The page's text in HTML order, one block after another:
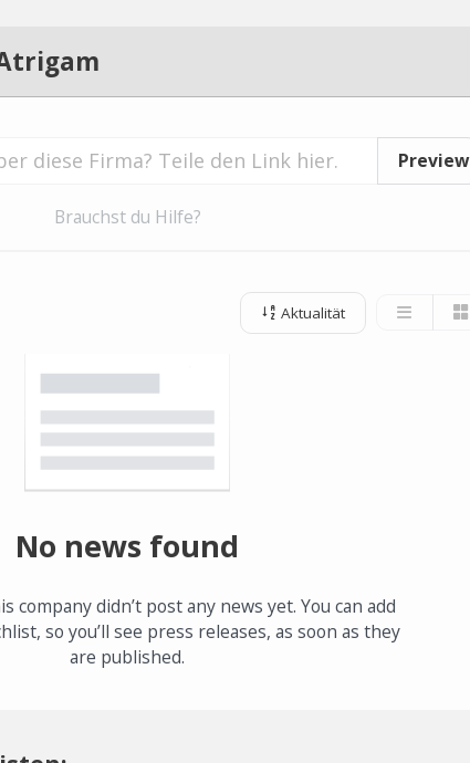
Preview
Brauchst du Hilfe?
Aktualität
No news found
company didn’t post any news yet. You can add
so you’ll see press releases, as soon as they
are published.